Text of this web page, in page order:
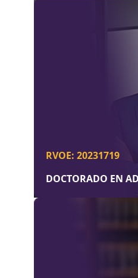
RVOE: 20231719
DOCTORADO EN